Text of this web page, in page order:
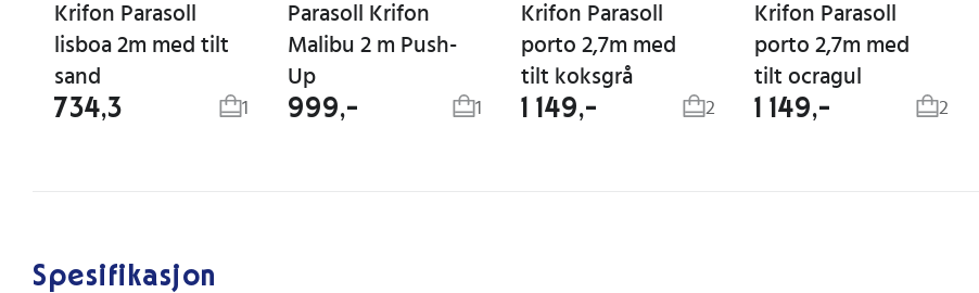
Krifon Parasoll
lisboa 2m med tilt
sand
734,3 1
Parasoll Krifon
Malibu 2 m Push-
Up
999,- 1
Krifon Parasoll
porto 2,7m med
tilt koksgrå
1 149,- 2
Krifon Parasoll
porto 2,7m med
tilt ocragul
1 149,- 2
Spesifikasjon